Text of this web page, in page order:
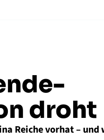
droht
Reiche vorhat – und